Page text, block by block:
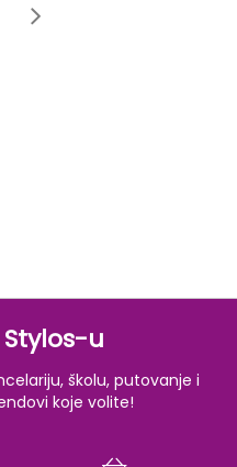
reading page
Page
3
u
školu, putovanje i
koje volite!